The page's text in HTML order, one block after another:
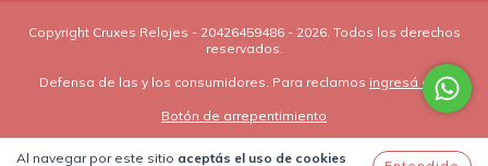
Al navegar por este sitio aceptás el uso de cookies
Copyright Cruxes Relojes - 20426459486 - 2026. Todos los derechos
reservados.
Defensa de las y los consumidores. Para reclamos ingresá acá.
Botón de arrepentimiento